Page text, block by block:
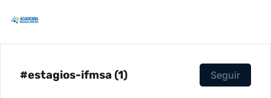
#estagios-ifmsa (1) Seguir